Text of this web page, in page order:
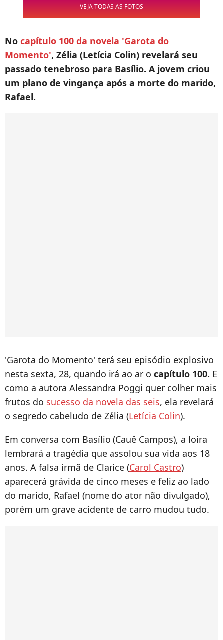
VEJA TODAS AS FOTOS
No capítulo 100 da novela 'Garota do
Momento', Zélia (Letícia Colin) revelará seu
passado tenebroso para Basílio. A jovem criou
um plano de vingança após a morte do marido,
Rafael.
'Garota do Momento' terá seu episódio explosivo
nesta sexta, 28, quando irá ao ar o capítulo 100. E
como a autora Alessandra Poggi quer colher mais
frutos do sucesso da novela das seis, ela revelará
o segredo cabeludo de Zélia (Letícia Colin).
Em conversa com Basílio (Cauê Campos), a loira
lembrará a tragédia que assolou sua vida aos 18
anos. A falsa irmã de Clarice (Carol Castro)
aparecerá grávida de cinco meses e feliz ao lado
do marido, Rafael (nome do ator não divulgado),
porém um grave acidente de carro mudou tudo.